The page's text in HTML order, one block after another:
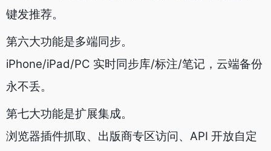
键发推荐。
第六大功能是多端同步。
iPhone/iPad/PC 实时同步库/标注/笔记，云端备份
永不丢。
第七大功能是扩展集成。
浏览器插件抓取、出版商专区访问、API 开放自定